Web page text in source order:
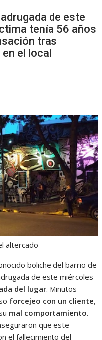
de este
tenía 56 años
tras
el local
altercado
boliche del barrio de
de este miércoles
del lugar. Minutos
forcejeo con un cliente,
mal comportamiento.
que este
el fallecimiento del